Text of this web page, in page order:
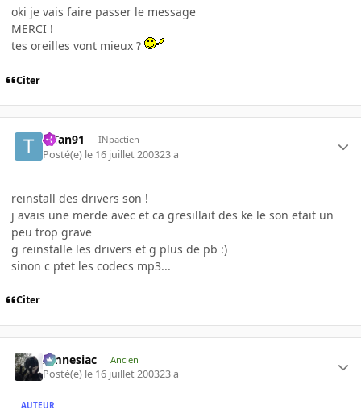
oki je vais faire passer le message
MERCI !
tes oreilles vont mieux ?
Citer
TiTan91 INpactien
Posté(e) le 16 juillet 200323 a
reinstall des drivers son !
j avais une merde avec et ca gresillait des ke le son etait un
peu trop grave
g reinstalle les drivers et g plus de pb :)
sinon c ptet les codecs mp3...
Citer
Amnesiac Ancien
Posté(e) le 16 juillet 200323 a
AUTEUR